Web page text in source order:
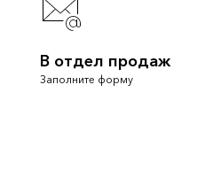
В отдел продаж
Заполните форму